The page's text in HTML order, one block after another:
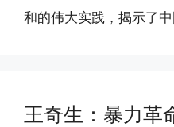
和的伟大实践，揭示了
王奇生：暴力革